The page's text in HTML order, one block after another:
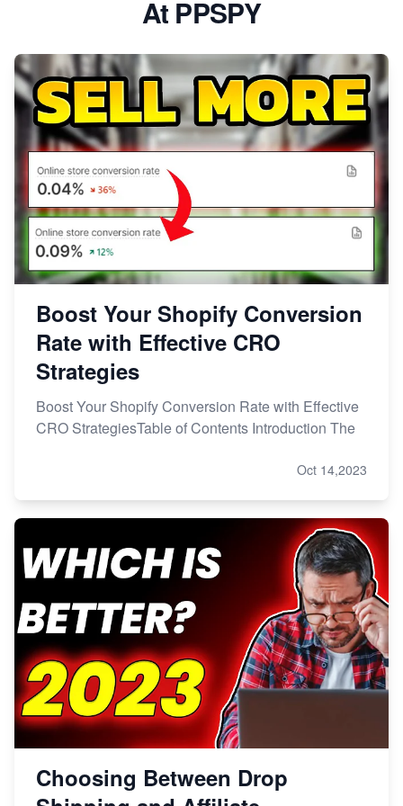
At PPSPY
Boost Your Shopify Conversion
Rate with Effective CRO
Strategies
Boost Your Shopify Conversion Rate with Effective
CRO StrategiesTable of Contents Introduction The
Oct 14,2023
Choosing Between Drop